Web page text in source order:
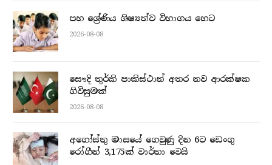
පහ ශ්‍රේණිය ශිෂ්‍යත්ව විභාගය හෙට
2026-08-08
සෞදි තුර්කි පාකිස්ථාන් අතර නව ආරක්ෂක
ගිවිසුමක්
2026-08-08
අගෝස්තු මාසයේ ගෙවුණු දින 6ට ඩෙංගු
රෝගීන් 3,175ක් වාර්තා වෙයි